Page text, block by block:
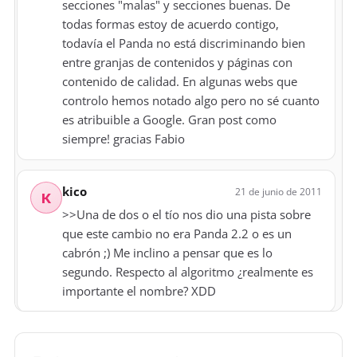
secciones "malas" y secciones buenas. De
todas formas estoy de acuerdo contigo,
todavía el Panda no está discriminando bien
entre granjas de contenidos y páginas con
contenido de calidad. En algunas webs que
controlo hemos notado algo pero no sé cuanto
es atribuible a Google. Gran post como
siempre! gracias Fabio
K kico 21 de junio de 2011
>>Una de dos o el tío nos dio una pista sobre
que este cambio no era Panda 2.2 o es un
cabrón ;) Me inclino a pensar que es lo
segundo. Respecto al algoritmo ¿realmente es
importante el nombre? XDD